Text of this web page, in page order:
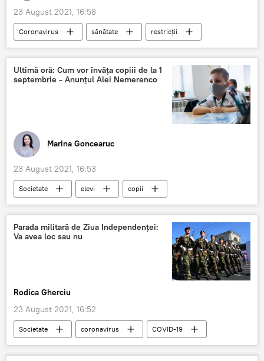
23 August 2021, 16:58
Coronavirus sănătate
restricții
publică
comisia pandemie
Ultimă oră: Cum vor învăța copiii de la 1
septembrie - Anunțul Alei Nemerenco
Marina Goncearuc
23 August 2021, 16:53
Societate elevi
copii
coronavirus
Parada militară de Ziua Independenței:
Va avea loc sau nu
Rodica Gherciu
23 August 2021, 16:52
Societate coronavirus
COVID-19
CoviVac